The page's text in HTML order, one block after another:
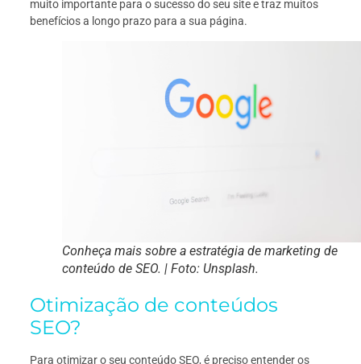
muito importante para o sucesso do seu site e traz muitos
benefícios a longo prazo para a sua página.
Conheça mais sobre a estratégia de marketing de
conteúdo de SEO. | Foto: Unsplash.
Otimização de conteúdos
SEO?
Para otimizar o seu conteúdo SEO, é preciso entender os